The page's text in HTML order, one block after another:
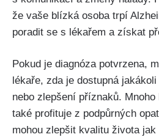
že vaše blízká osoba trpí
poradit se s lékařem a získat
Pokud je diagnóza potvrzena,
lékaře, zda je dostupná
nebo zlepšení příznaků.
také profituje z podpůrných
mohou zlepšit kvalitu života jak